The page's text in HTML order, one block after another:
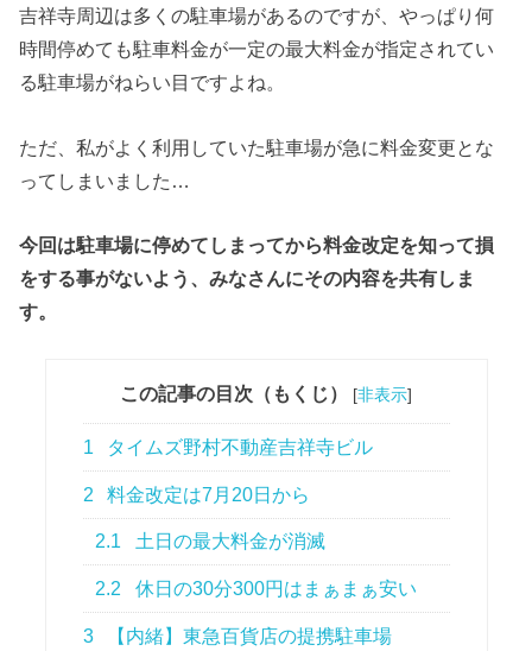
吉祥寺周辺は多くの駐車場があるのですが、やっぱり何
時間停めても駐車料金が一定の最大料金が指定されてい
る駐車場がねらい目ですよね。
ただ、私がよく利用していた駐車場が急に料金変更とな
ってしまいました…
今回は駐車場に停めてしまってから料金改定を知って損
をする事がないよう、みなさんにその内容を共有しま
す。
この記事の目次（もくじ） [非表示]
1 タイムズ野村不動産吉祥寺ビル
2 料金改定は7月20日から
2.1 土日の最大料金が消滅
2.2 休日の30分300円はまぁまぁ安い
3 【内緒】東急百貨店の提携駐車場